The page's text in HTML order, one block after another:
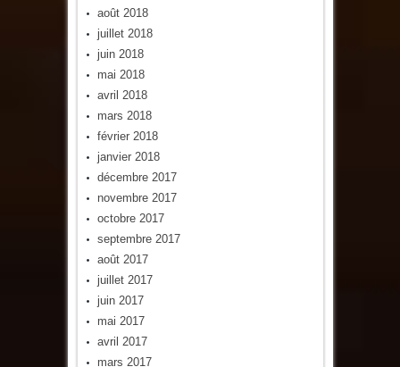
août 2018
juillet 2018
juin 2018
mai 2018
avril 2018
mars 2018
février 2018
janvier 2018
décembre 2017
novembre 2017
octobre 2017
septembre 2017
août 2017
juillet 2017
juin 2017
mai 2017
avril 2017
mars 2017